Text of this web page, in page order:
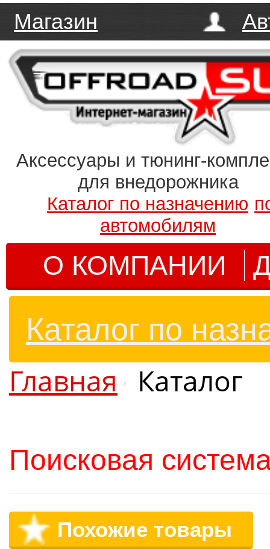
Магазин
Аксессуары и тюнинг-
для внедорожника
Каталог по назначению
автомобилям
О КОМПАНИИ
Каталог по
Главная Каталог
Поисковая
Похожие товары